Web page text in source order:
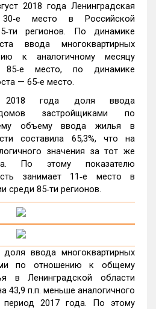
2018 года Ленинградская
30‑е место в Российской
регионов. По динамике
ввода многоквартирных
к аналогичному месяцу
место, по динамике
— 65‑е место.
2018 года доля ввода
застройщиками по
объему ввода жилья в
составила 65,3%, что на
значения за тот же
По этому показателю
занимает 11‑е место в
среди 85‑ти регионов.
ввода многоквартирных
по отношению к общему
в Ленинградской области
43,9 п.п. меньше аналогичного
2017 года. По этому